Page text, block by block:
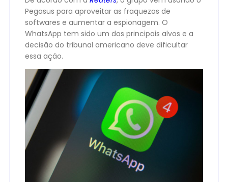
Pegasus para aproveitar as fraquezas de
softwares e aumentar a espionagem. O
WhatsApp tem sido um dos principais alvos e a
decisão do tribunal americano deve dificultar
essa ação.